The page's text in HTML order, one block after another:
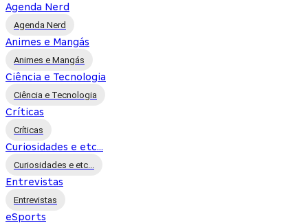
Agenda Nerd
Agenda Nerd
Animes e Mangás
Animes e Mangás
Ciência e Tecnologia
Ciência e Tecnologia
Críticas
Críticas
Curiosidades e etc...
Curiosidades e etc...
Entrevistas
Entrevistas
eSports